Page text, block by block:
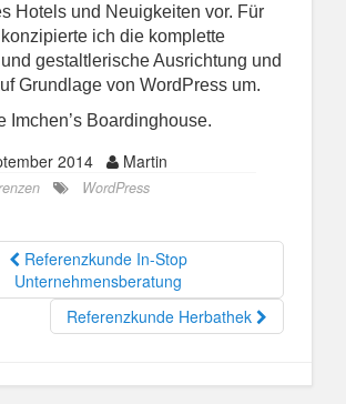
Hotels und Neuigkeiten vor. Für
ich die komplette
gestaltlerische Ausrichtung und
Grundlage von WordPress um.
Imchen’s Boardinghouse.
2014 Martin
WordPress
Referenzkunde In-Stop
Unternehmensberatung
Referenzkunde Herbathek